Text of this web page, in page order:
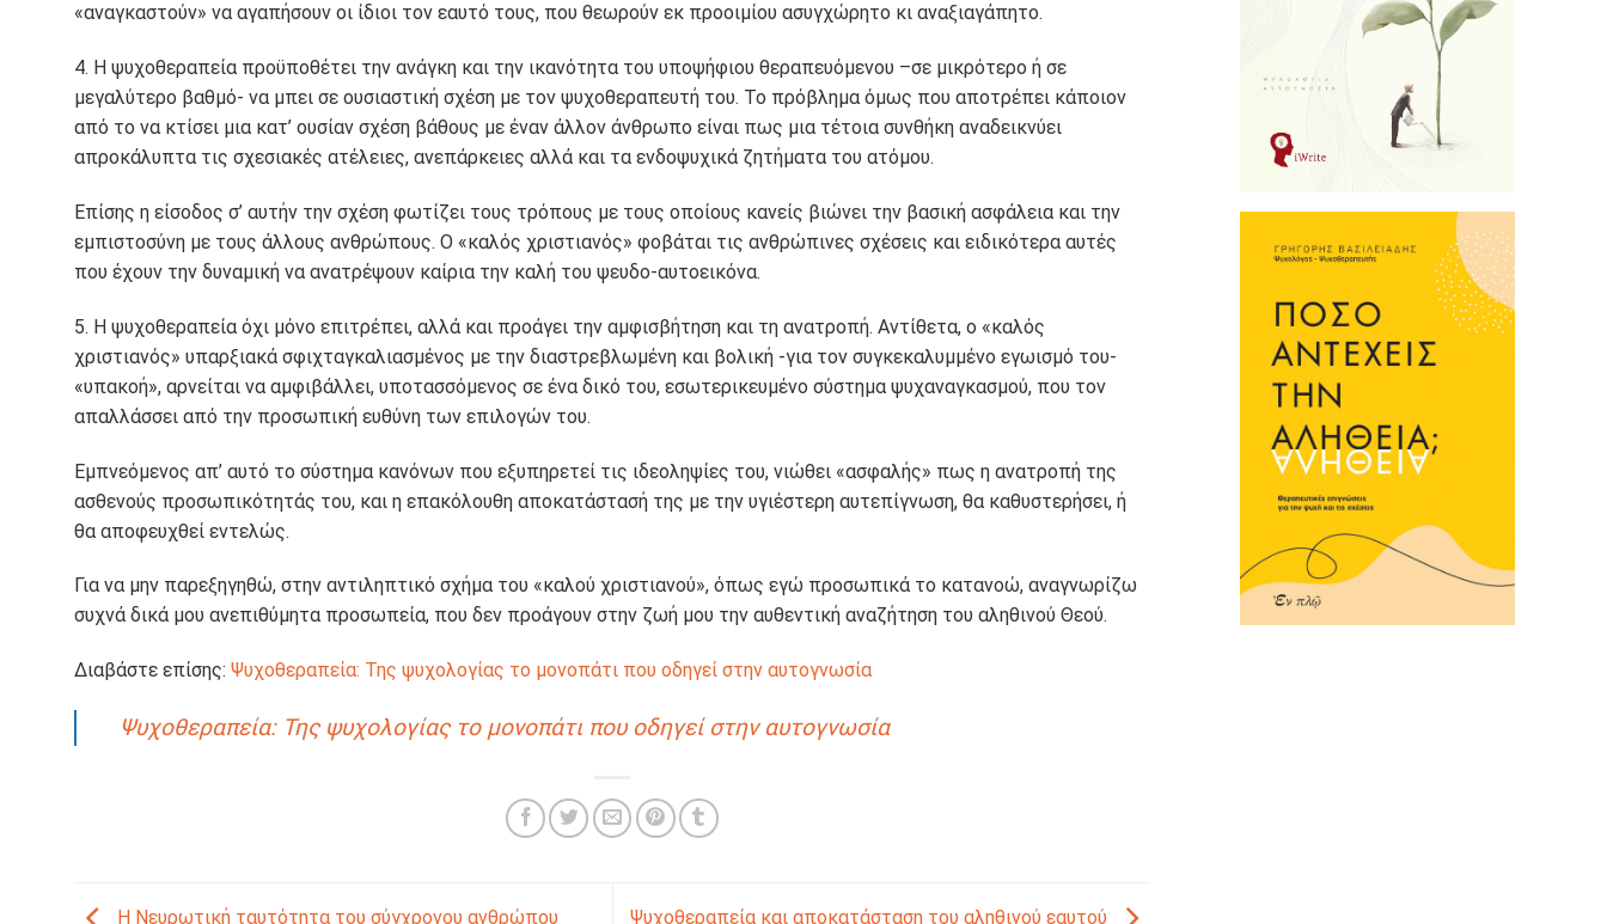
«αναγκαστούν» να αγαπήσουν οι ίδιοι τον εαυτό τους, που θεωρούν εκ προοιμίου ασυγχώρητο κι αναξιαγάπητο.
4. Η ψυχοθεραπεία προϋποθέτει την ανάγκη και την ικανότητα του υποψήφιου θεραπευόμενου –σε μικρότερο ή σε
μεγαλύτερο βαθμό- να μπει σε ουσιαστική σχέση με τον ψυχοθεραπευτή του. Το πρόβλημα όμως που αποτρέπει κάποιον
από το να κτίσει μια κατ’ ουσίαν σχέση βάθους με έναν άλλον άνθρωπο είναι πως μια τέτοια συνθήκη αναδεικνύει
απροκάλυπτα τις σχεσιακές ατέλειες, ανεπάρκειες αλλά και τα ενδοψυχικά ζητήματα του ατόμου.
Επίσης η είσοδος σ’ αυτήν την σχέση φωτίζει τους τρόπους με τους οποίους κανείς βιώνει την βασική ασφάλεια και την
εμπιστοσύνη με τους άλλους ανθρώπους. Ο «καλός χριστιανός» φοβάται τις ανθρώπινες σχέσεις και ειδικότερα αυτές
που έχουν την δυναμική να ανατρέψουν καίρια την καλή του ψευδο-αυτοεικόνα.
5. Η ψυχοθεραπεία όχι μόνο επιτρέπει, αλλά και προάγει την αμφισβήτηση και τη ανατροπή. Αντίθετα, ο «καλός
χριστιανός» υπαρξιακά σφιχταγκαλιασμένος με την διαστρεβλωμένη και βολική -για τον συγκεκαλυμμένο εγωισμό του-
«υπακοή», αρνείται να αμφιβάλλει, υποτασσόμενος σε ένα δικό του, εσωτερικευμένο σύστημα ψυχαναγκασμού, που τον
απαλλάσσει από την προσωπική ευθύνη των επιλογών του.
Εμπνεόμενος απ’ αυτό το σύστημα κανόνων που εξυπηρετεί τις ιδεοληψίες του, νιώθει «ασφαλής» πως η ανατροπή της
ασθενούς προσωπικότητάς του, και η επακόλουθη αποκατάστασή της με την υγιέστερη αυτεπίγνωση, θα καθυστερήσει, ή
θα αποφευχθεί εντελώς.
Για να μην παρεξηγηθώ, στην αντιληπτικό σχήμα του «καλού χριστιανού», όπως εγώ προσωπικά το κατανοώ, αναγνωρίζω
συχνά δικά μου ανεπιθύμητα προσωπεία, που δεν προάγουν στην ζωή μου την αυθεντική αναζήτηση του αληθινού Θεού.
Διαβάστε επίσης: Ψυχοθεραπεία: Της ψυχολογίας το μονοπάτι που οδηγεί στην αυτογνωσία
Ψυχοθεραπεία: Της ψυχολογίας το μονοπάτι που οδηγεί στην αυτογνωσία
Η Νευρωτική ταυτότητα του σύγχρονου ανθρώπου Ψυχοθεραπεία και αποκατάσταση του αληθινού εαυτού